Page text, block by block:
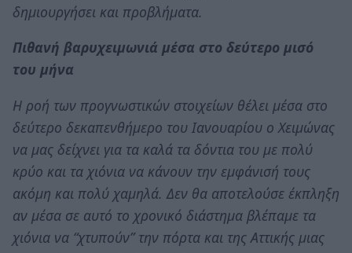
δημιουργήσει και προβλήματα.
Πιθανή βαρυχειμωνιά μέσα στο δεύτερο μισό
του μήνα
Η ροή των προγνωστικών στοιχείων θέλει μέσα στο
δεύτερο δεκαπενθήμερο του Ιανουαρίου ο Χειμώνας
να μας δείχνει για τα καλά τα δόντια του με πολύ
κρύο και τα χιόνια να κάνουν την εμφάνισή τους
ακόμη και πολύ χαμηλά. Δεν θα αποτελούσε έκπληξη
αν μέσα σε αυτό το χρονικό διάστημα βλέπαμε τα
χιόνια να “χτυπούν” την πόρτα και της Αττικής μιας